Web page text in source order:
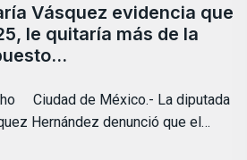
Vásquez evidencia que
le quitaría más de la
Ciudad de México.- La diputada
Hernández denunció que el…